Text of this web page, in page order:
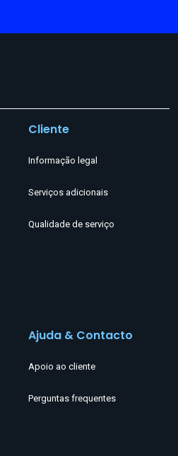
Cliente
Informação legal
Serviços adicionais
Qualidade de serviço
Ajuda & Contacto
Apoio ao cliente
Perguntas frequentes